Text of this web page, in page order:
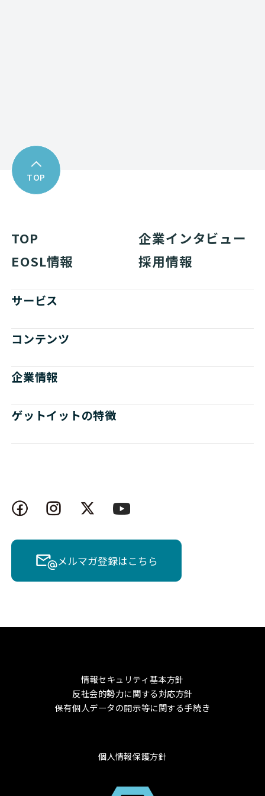
TOP
TOP
企業インタビュー
EOSL情報
採用情報
サービス
コンテンツ
企業情報
ゲットイットの特徴
メルマガ登録はこちら
情報セキュリティ基本方針
反社会的勢力に関する対応方針
保有個人データの開示等に関する手続き
個人情報保護方針